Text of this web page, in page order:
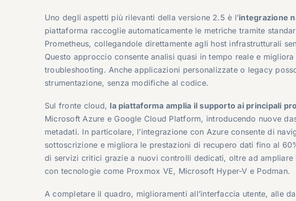
Uno degli aspetti più rilevanti della versione 2.5 è l’integrazione
piattaforma raccoglie automaticamente le metriche tramite
Prometheus, collegandole direttamente agli host infrastrutturali
Questo approccio consente analisi quasi in tempo reale e
troubleshooting. Anche applicazioni personalizzate o legacy
strumentazione, senza modifiche al codice.
Sul fronte cloud, la piattaforma amplia il supporto ai principali
Microsoft Azure e Google Cloud Platform, introducendo nuove
metadati. In particolare, l’integrazione con Azure consente di
sottoscrizione e migliora le prestazioni di recupero dati fino al
di servizi critici grazie a nuovi controlli dedicati, oltre ad
con tecnologie come Proxmox VE, Microsoft Hyper-V e Podman.
A completare il quadro, miglioramenti all’interfaccia utente, alle